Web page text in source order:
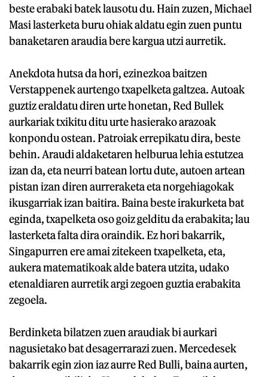
beste erabaki batek lausotu du. Hain zuzen, Michael
Masi lasterketa buru ohiak aldatu egin zuen puntu
banaketaren araudia bere kargua utzi aurretik.
Anekdota hutsa da hori, ezinezkoa baitzen
Verstappenek aurtengo txapelketa galtzea. Autoak
guztiz eraldatu diren urte honetan, Red Bullek
aurkariak txikitu ditu urte hasierako arazoak
konpondu ostean. Patroiak errepikatu dira, beste
behin. Araudi aldaketaren helburua lehia estutzea
izan da, eta neurri batean lortu dute, autoen artean
pistan izan diren aurreraketa eta norgehiagokak
ikusgarriak izan baitira. Baina beste irakurketa bat
eginda, txapelketa oso goiz gelditu da erabakita; lau
lasterketa falta dira oraindik. Ez hori bakarrik,
Singapurren ere amai zitekeen txapelketa, eta,
aukera matematikoak alde batera utzita, udako
etenaldiaren aurretik argi zegoen guztia erabakita
zegoela.
Berdinketa bilatzen zuen araudiak bi aurkari
nagusietako bat desagerrarazi zuen. Mercedesek
bakarrik egin zion iaz aurre Red Bulli, baina aurten,